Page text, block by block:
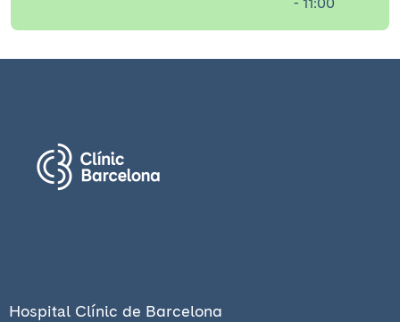
Hospital Clínic de Barcelona